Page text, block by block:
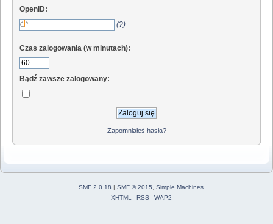
OpenID:
(?)
Czas zalogowania (w minutach):
Bądź zawsze zalogowany:
Zapomniałeś hasła?
SMF 2.0.18 SMF © 2015, Simple Machines
XHTML
RSS WAP2